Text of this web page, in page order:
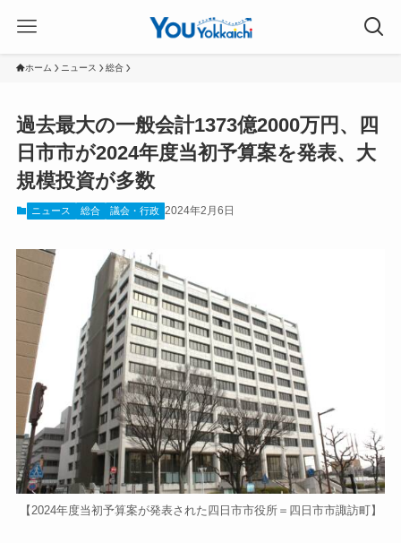
ホーム ニュース 総合
過去最大の一般会計1373億2000万円、四
日市市が2024年度当初予算案を発表、大
規模投資が多数
ニュース 総合 議会・行政 2024年2月6日
【2024年度当初予算案が発表された四日市市役所＝四日市市諏訪町】